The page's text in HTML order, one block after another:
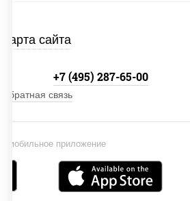
Карта сайта
мобильное приложение
+7 (495) 287-65-00
Обратная связь